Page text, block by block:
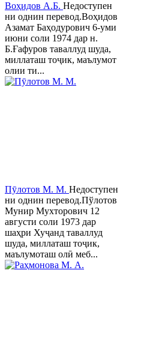
Воҳидов А.Б. Недоступен
ни однин перевод.Воҳидов
Азамат Баҳодурович 6-уми
июни соли 1974 дар н.
Б.Ғафуров таваллуд шуда,
миллаташ тоҷик, маълумот
олии ти...
Пӯлотов М. М. Недоступен
ни однин перевод.Пўлотов
Мунир Мухторович 12
августи соли 1973 дар
шаҳри Хуҷанд таваллуд
шуда, миллаташ тоҷик,
маълумоташ олӣ меб...